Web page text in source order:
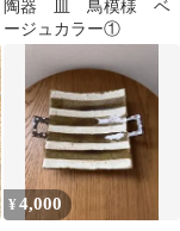
陶器 皿 鳥模様 ベ
ージュカラー①
¥4,000